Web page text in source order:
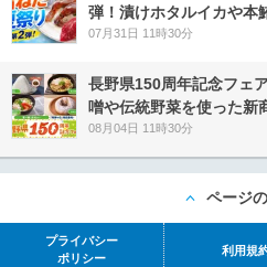
弾！漬けホタルイカや本
07月31日 11時30分
長野県150周年記念フェ
噌や伝統野菜を使った新
08月04日 11時30分
ページ
プライバシー
ポリシー
利用規